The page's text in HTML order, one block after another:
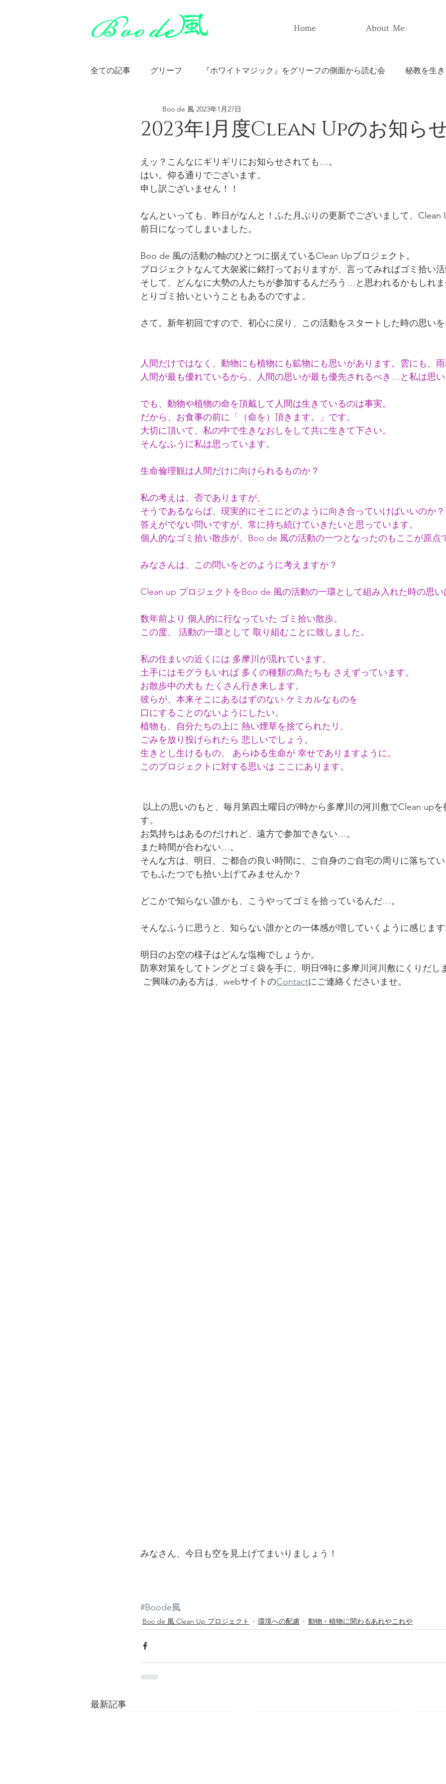
Home About Me
全ての記事 グリーフ 『ホワイトマジック』をグリーフの側面から読む会 秘教を生
アリス・ベイリー『ホワイトマジック』
アリス・ベイリー『ベツレヘムからカルバリーへ』
アリス・ベイリー『トランス・ヒマラヤ密教入門』
アートマ・クリヤ・ヨーガ ベンジャミン・クレーム 探求の道 Boo de 風 リト
2023年1月度Clean Upのお知ら
Boo de 風 2023年1月27日
えッ？こんなにギリギリにお知らせされても…。
はい。仰る通りでございます。
申し訳ございません！！
なんといっても、昨日がなんと！ふた月ぶりの更新でございまして、Clean
前日になってしまいました。
Boo de 風の活動の軸のひとつに据えているClean Upプロジェクト。
プロジェクトなんて大袈裟に銘打っておりますが、言ってみればゴミ拾い活
そして、どんなに大勢の人たちが参加するんだろう…と思われるかもしれ
とりゴミ拾いということもあるのですよ。
さて。新年初回ですので、初心に戻り、この活動をスタートした時の思いを
人間だけではなく、動物にも植物にも鉱物にも思いがあります。雲にも、雨
人間が最も優れているから、人間の思いが最も優先されるべき…と私は思い
でも、動物や植物の命を頂戴して人間は生きているのは事実。
だから、お食事の前に「（命を）頂きます。」です。
大切に頂いて、私の中で生きなおしをして共に生きて下さい。
そんなふうに私は思っています。
生命倫理観は人間だけに向けられるものか？
私の考えは、否でありますが、
そうであるならば、現実的にそこにどのように向き合っていけばいいのか？
答えがでない問いですが、常に持ち続けていきたいと思っています。
個人的なゴミ拾い散歩が、Boo de 風の活動の一つとなったのもここが原点
みなさんは、この問いをどのように考えますか？
Clean up プロジェクトをBoo de 風の活動の一環として組み入れた時の思い
数年前より 個人的に行なっていた ゴミ拾い散歩。
この度、 活動の一環として 取り組むことに致しました。
私の住まいの近くには 多摩川が流れています。
土手にはモグラもいれば 多くの種類の鳥たちも さえずっています。
お散歩中の犬も たくさん行き来します。
彼らが、本来そこにあるはずのない ケミカルなものを
口にすることのないようにしたい。
植物も、自分たちの上に 熱い煙草を捨てられたリ、
ごみを放り投げられたら 悲しいでしょう。
生きとし生けるもの、 あらゆる生命が 幸せでありますように。
このプロジェクトに対する思いは ここにあります。
す。
お気持ちはあるのだけれど、遠方で参加できない…。
また時間が合わない…。
そんな方は、明日、ご都合の良い時間に、ご自身のご自宅の周りに落ちて
でもふたつでも拾い上げてみませんか？
どこかで知らない誰かも、こうやってゴミを拾っているんだ…。
そんなふうに思うと、知らない誰かとの一体感が増していくように感じます
明日のお空の様子はどんな塩梅でしょうか。
防寒対策をしてトングとゴミ袋を手に、明日9時に多摩川河川敷にくりだし
ご興味のある方は、webサイトのContactにご連絡くださいませ。
みなさん、今日も空を見上げてまいりましょう！
#Boode風
Boo de 風 Clean Up プロジェクト 環境への配慮 動物・植物に関わるあれやこれや
最新記事